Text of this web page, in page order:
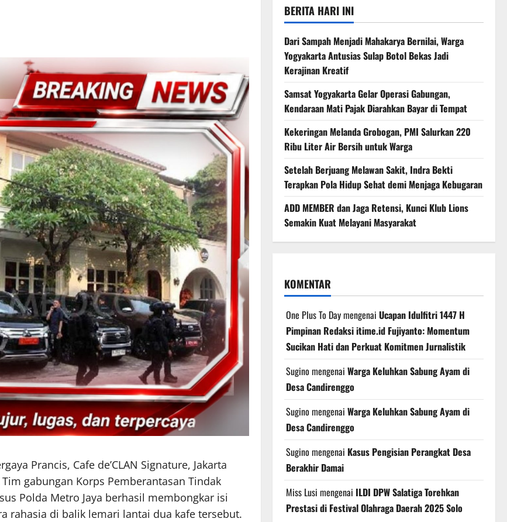
Prancis, Cafe de’CLAN Signature, Jakarta
gabungan Korps Pemberantasan Tindak
Polda Metro Jaya berhasil membongkar isi
rahasia di balik lemari lantai dua kafe tersebut.
BERITA HARI INI
Dari Sampah Menjadi Mahakarya Bernilai, Warga
Yogyakarta Antusias Sulap Botol Bekas Jadi
Kerajinan Kreatif
Samsat Yogyakarta Gelar Operasi Gabungan,
Kendaraan Mati Pajak Diarahkan Bayar di Tempat
Kekeringan Melanda Grobogan, PMI Salurkan 220
Ribu Liter Air Bersih untuk Warga
Setelah Berjuang Melawan Sakit, Indra Bekti
Terapkan Pola Hidup Sehat demi Menjaga Kebugaran
ADD MEMBER dan Jaga Retensi, Kunci Klub Lions
Semakin Kuat Melayani Masyarakat
KOMENTAR
One Plus To Daymengenai Ucapan Idulfitri 1447 H
Pimpinan Redaksi itime.id Fujiyanto: Momentum
Sucikan Hati dan Perkuat Komitmen Jurnalistik
Sugino mengenai Warga Keluhkan Sabung Ayam di
Desa Candirenggo
Sugino mengenai Warga Keluhkan Sabung Ayam di
Desa Candirenggo
Sugino mengenai Kasus Pengisian Perangkat Desa
Berakhir Damai
Miss Lusi mengenai ILDI DPW Salatiga Torehkan
Prestasi di Festival Olahraga Daerah 2025 Solo